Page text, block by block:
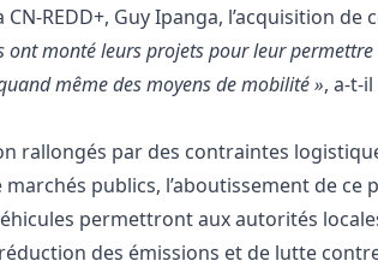
REDD+, Guy Ipanga, l’acquisition de
ont monté leurs projets pour leur
même des moyens de mobilité », a-t-
rallongés par des contraintes
publics, l’aboutissement de ce
permettront aux autorités
des émissions et de lutte